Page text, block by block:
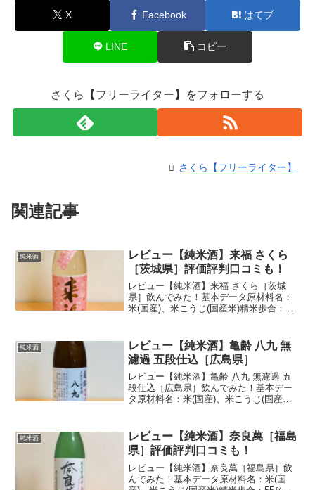
X Facebook はてブ
LINE コピー
さくら【フリーライター】をフォローする
さくら【フリーライター】
関連記事
純米酒
レビュー【純米酒】来福 さくら
［茨城県］評価評判口コミも！
レビュー【純米酒】来福 さくら［茨城
県］飲んでみた！基本データ原材料名：
米(国産)、米こうじ(国産米)精米歩合：
五百万石100%酒蔵：来福酒造購入価格：
2...
純米酒
レビュー【純米酒】亀齢 八九 無
濾過 五段仕込［広島県］
レビュー【純米酒】亀齢 八九 無濾過 五
段仕込［広島県］飲んでみた！基本デー
タ原材料名：米(国産)、米こうじ(国産米)
蔵：亀齢酒造購入価格：2,618円(税込/...
純米酒
レビュー【純米酒】奈良萬［福島
県］評価評判口コミも！
レビュー【純米酒】奈良萬［福島県］飲
んでみた！基本データ原材料名：米(国